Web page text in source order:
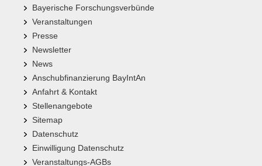
Bayerische Forschungsverbünde
Veranstaltungen
Presse
Newsletter
News
Anschubfinanzierung BayIntAn
Anfahrt & Kontakt
Stellenangebote
Sitemap
Datenschutz
Einwilligung Datenschutz
Veranstaltungs-AGBs